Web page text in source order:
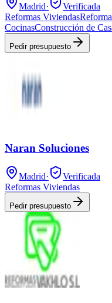
Madrid·
Verificada
Reformas Viviendas
CocinasConstrucción de
Pedir presupuesto
Naran Soluciones
Madrid·
Verificada
Reformas Viviendas
Pedir presupuesto